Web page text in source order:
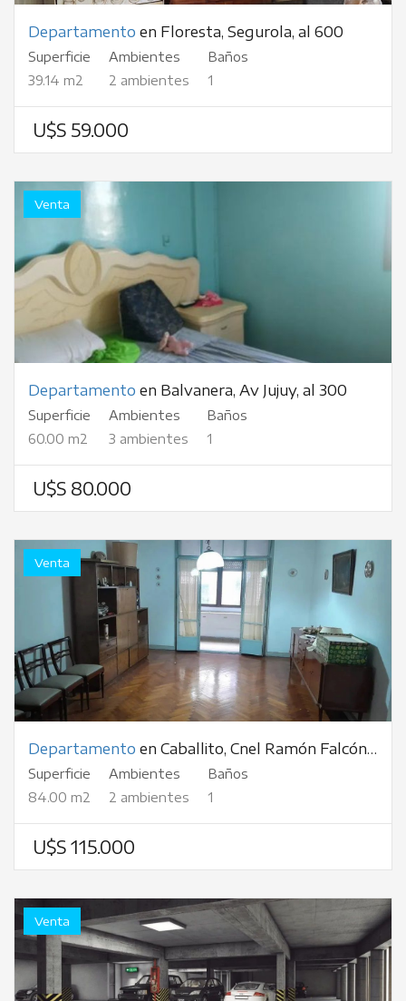
Departamento en Floresta, Segurola, al 600
Superficie
39.14 m2
Ambientes
2 ambientes
Baños
1
U$S 59.000
Venta
Departamento en Balvanera, Av Jujuy, al 300
Superficie
60.00 m2
Ambientes
3 ambientes
Baños
1
U$S 80.000
Venta
Departamento en Caballito, Cnel Ramón Falcón, al 1300
Superficie
84.00 m2
Ambientes
2 ambientes
Baños
1
U$S 115.000
Venta